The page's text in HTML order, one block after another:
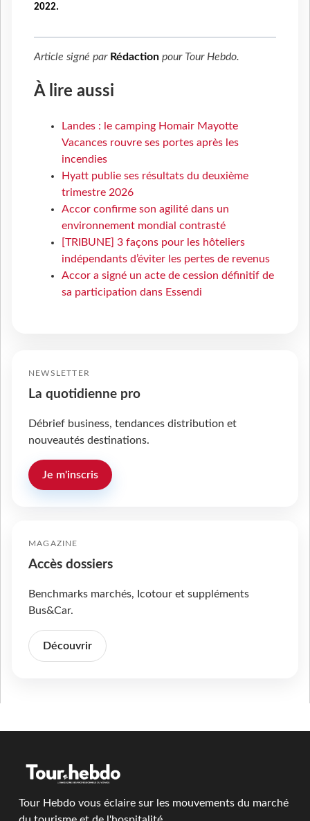
2022.
Article signé par Rédaction pour Tour Hebdo.
À lire aussi
Landes : le camping Homair Mayotte
Vacances rouvre ses portes après les
incendies
Hyatt publie ses résultats du deuxième
trimestre 2026
Accor confirme son agilité dans un
environnement mondial contrasté
[TRIBUNE] 3 façons pour les hôteliers
indépendants d’éviter les pertes de revenus
Accor a signé un acte de cession définitif de
sa participation dans Essendi
NEWSLETTER
La quotidienne pro
Débrief business, tendances distribution et
nouveautés destinations.
Je m'inscris
MAGAZINE
Accès dossiers
Benchmarks marchés, Icotour et suppléments
Bus&Car.
Découvrir
Tour Hebdo vous éclaire sur les mouvements du marché